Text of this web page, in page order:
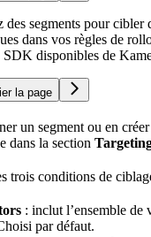
des segments pour cibler
dans vos règles de
disponibles de
la page
un segment ou en
dans la section
trois conditions de
: inclut l’ensemble de
par défaut.